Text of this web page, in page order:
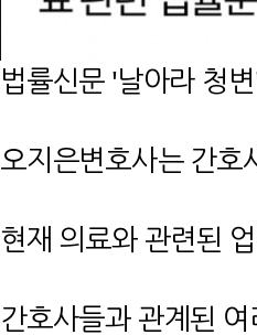
법률신문 '날아라 청
오지은변호사는 간호
현재 의료와 관련된
간호사들과 관계된